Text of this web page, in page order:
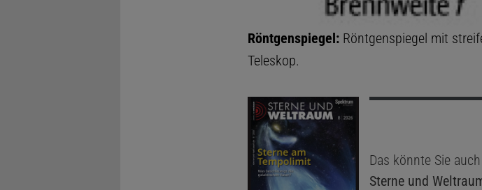
Röntgenspiegel:Röntgenspiegel mit
Teleskop.
Das könnte Sie
Sterne und